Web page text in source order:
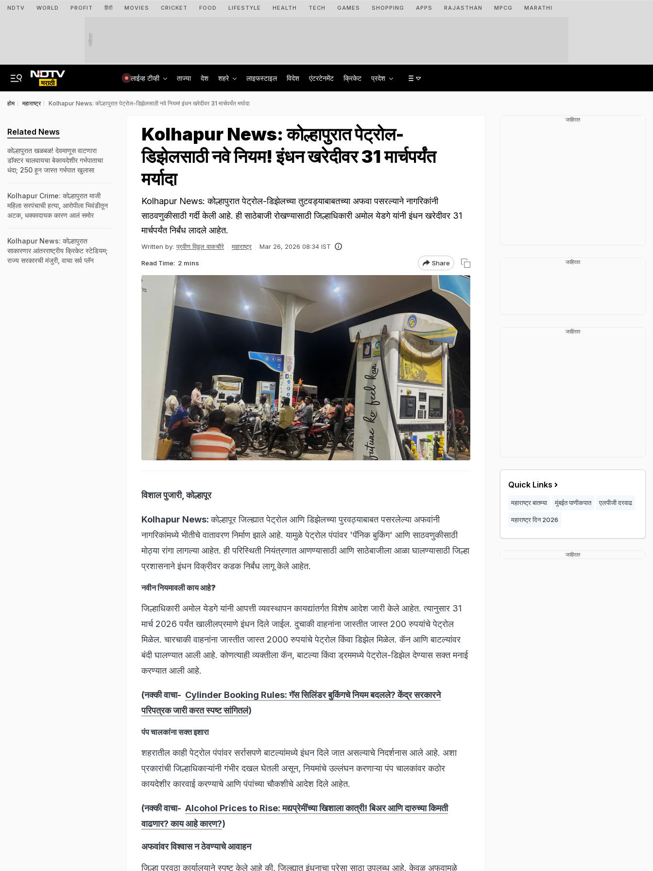
NDTV WORLD PROFIT हिंदी MOVIES CRICKET FOOD LIFESTYLE HEALTH TECH GAMES SHOPPING APPS RAJASTHAN MPCG MARATHI
जाहिरात
लाईव्ह टीव्ही ताज्या देश शहरे लाइफस्टाइल विदेश एंटरटेनमेंट क्रिकेट प्रदेश
होम महाराष्ट्र Kolhapur News: कोल्हापुरात पेट्रोल-डिझेलसाठी नवे नियम! इंधन खरेदीवर 31 मार्चपर्यंत मर्यादा
Kolhapur News: कोल्हापुरात पेट्रोल-
डिझेलसाठी नवे नियम! इंधन खरेदीवर 31 मार्चपर्यंत
मर्यादा
Kolhapur News: कोल्हापुरात पेट्रोल-डिझेलच्या तुटवड्याबाबतच्या अफवा पसरल्याने नागरिकांनी
साठवणुकीसाठी गर्दी केली आहे. ही साठेबाजी रोखण्यासाठी जिल्हाधिकारी अमोल येडगे यांनी इंधन खरेदीवर 31
मार्चपर्यंत निर्बंध लादले आहेत.
Written by: प्रवीण विठ्ठल वाकचौरे महाराष्ट्र Mar 26, 2026 08:34 IST
Read Time: 2 mins Share
विशाल पुजारी, कोल्हापूर
Kolhapur News:कोल्हापूर जिल्ह्यात पेट्रोल आणि डिझेलच्या पुरवठ्याबाबत पसरलेल्या अफवांनी
नागरिकांमध्ये भीतीचे वातावरण निर्माण झाले आहे. यामुळे पेट्रोल पंपांवर 'पॅनिक बुकिंग' आणि साठवणुकीसाठी
मोठ्या रांगा लागल्या आहेत. ही परिस्थिती नियंत्रणात आणण्यासाठी आणि साठेबाजीला आळा घालण्यासाठी जिल्हा
प्रशासनाने इंधन विक्रीवर कडक निर्बंध लागू केले आहेत.
नवीन नियमावली काय आहे?
जिल्हाधिकारी अमोल येडगे यांनी आपत्ती व्यवस्थापन कायद्यांतर्गत विशेष आदेश जारी केले आहेत. त्यानुसार 31
मार्च 2026 पर्यंत खालीलप्रमाणे इंधन दिले जाईल. दुचाकी वाहनांना जास्तीत जास्त 200 रुपयांचे पेट्रोल
मिळेल. चारचाकी वाहनांना जास्तीत जास्त 2000 रुपयांचे पेट्रोल किंवा डिझेल मिळेल. कॅन आणि बाटल्यांवर
बंदी घालण्यात आली आहे. कोणत्याही व्यक्तीला कॅन, बाटल्या किंवा ड्रममध्ये पेट्रोल-डिझेल देण्यास सक्त मनाई
करण्यात आली आहे.
(नक्की वाचा- Cylinder Booking Rules: गॅस सिलिंडर बुकिंगचे नियम बदलले? केंद्र सरकारने
परिपत्रक जारी करत स्पष्ट सांगितलं)
पंप चालकांना सक्त इशारा
शहरातील काही पेट्रोल पंपांवर सर्रासपणे बाटल्यांमध्ये इंधन दिले जात असल्याचे निदर्शनास आले आहे. अशा
प्रकारांची जिल्हाधिकाऱ्यांनी गंभीर दखल घेतली असून, नियमांचे उल्लंघन करणाऱ्या पंप चालकांवर कठोर
कायदेशीर कारवाई करण्याचे आणि पंपांच्या चौकशीचे आदेश दिले आहेत.
(नक्की वाचा- Alcohol Prices to Rise: मद्यप्रेमींच्या खिशाला कात्री! बिअर आणि दारुच्या किमती
वाढणार? काय आहे कारण?)
अफवांवर विश्वास न ठेवण्याचे आवाहन
जिल्हा पुरवठा कार्यालयाने स्पष्ट केले आहे की, जिल्ह्यात इंधनाचा पुरेसा साठा उपलब्ध आहे. केवळ अफवामुळे
Related News
कोल्हापुरात खळबळ! देवमाणूस वाटणारा
डॉक्टर चालवायचा बेकायदेशीर गर्भपाताचा
धंदा; 250 हून जास्त गर्भपात खुलासा
Kolhapur Crime: कोल्हापुरात माजी
महिला सरपंचाची हत्या, आरोपीला भिवंडीतून
अटक, धक्कादायक कारण आलं समोर
Kolhapur News: कोल्हापुरात
साकारणार आंतरराष्ट्रीय क्रिकेट स्टेडियम;
राज्य सरकारची मंजुरी, वाचा सर्व प्लॅन
जाहिरात
जाहिरात
जाहिरात
Quick Links
महाराष्ट्र बातम्या मुंबईत पाणीकपात एलपीजी दरवाढ
महाराष्ट्र दिन 2026
जाहिरात